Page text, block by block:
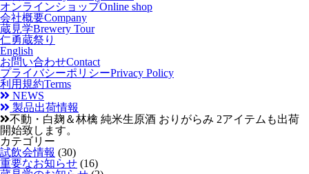
オンラインショップOnline shop
会社概要Company
蔵見学Brewery Tour
仁勇蔵祭り
English
お問い合わせContact
プライバシーポリシーPrivacy Policy
利用規約Terms
NEWS
製品出荷情報
不動・白麹＆林檎 純米生原酒 おりがらみ 2アイテムも出荷
開始致します。
カテゴリー
試飲会情報 (30)
重要なお知らせ (16)